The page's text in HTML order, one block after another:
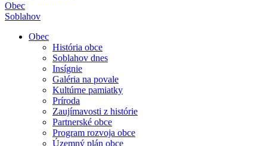
Obec
Soblahov
Obec
História obce
Soblahov dnes
Insígnie
Galéria na povale
Kultúrne pamiatky
Príroda
Zaujímavosti z histórie
Partnerské obce
Program rozvoja obce
Územný plán obce